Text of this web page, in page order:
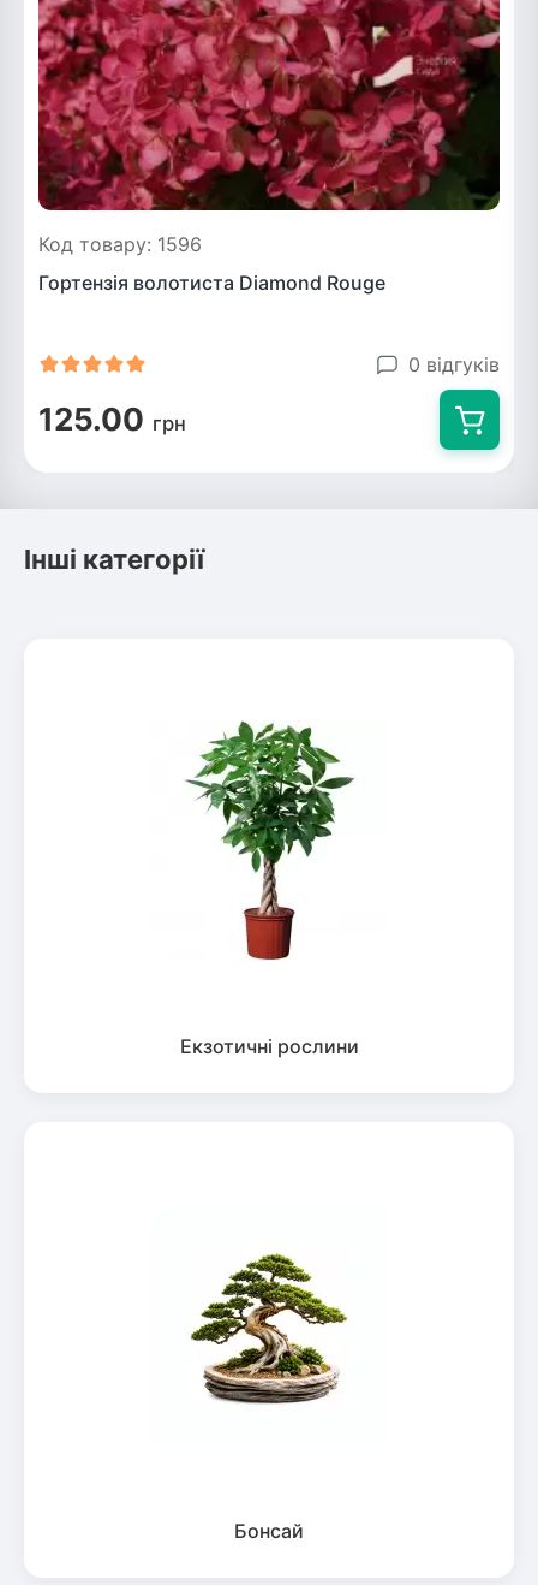
Код товару: 1596
Гортензія волотиста Diamond Rouge
0 відгуків
125.00 грн
Інші категорії
Екзотичні рослини
Бонсай